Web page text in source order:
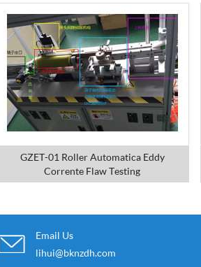
GZET-01 Roller Automatica Eddy
Corrente Flaw Testing
Email Us
lihui@bknzdh.com